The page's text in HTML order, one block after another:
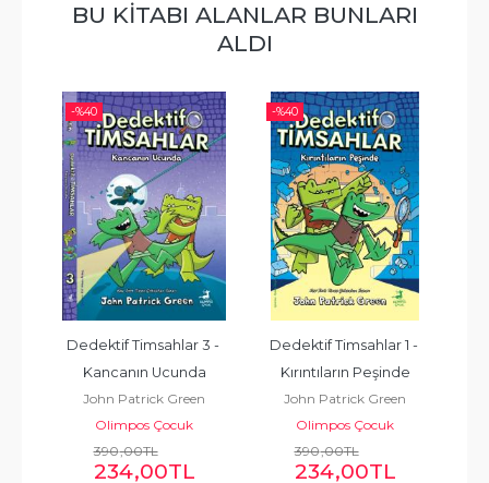
BU KITABI ALANLAR BUNLARI
ALDI
-%40
Dedektif Timsahlar 1 -
Kırıntıların Peşinde
John Patrick Green
Olimpos Çocuk
390,00TL
234,00TL
-%40
Hizmetçi İzliyor
Freida McFadden
Olimpos Yayınları
420,00TL
252,00TL